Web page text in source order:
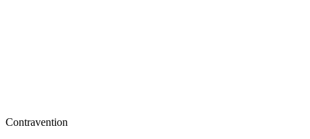
Contravention